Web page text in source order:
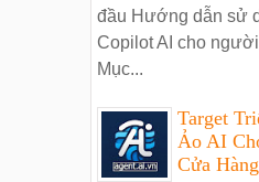
đầu Hướng dẫn sử
Copilot AI cho
Mục...
Target
Ảo AI
Cửa Hàng